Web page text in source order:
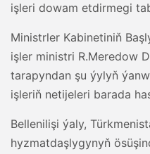
işleri dowam etdirmegi
Ministrler Kabinetiniň
işler ministri R.Meredow
tarapyndan şu ýylyň
işleriň netijeleri barada
Bellenilişi ýaly,
hyzmatdaşlygynyň